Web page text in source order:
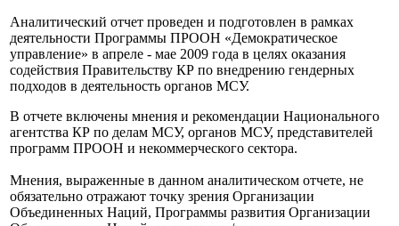
Аналитический отчет проведен и подготовлен в рамках
деятельности Программы ПРООН «Демократическое
управление» в апреле - мае 2009 года в целях оказания
содействия Правительству КР по внедрению гендерных
подходов в деятельность органов МСУ.
В отчете включены мнения и рекомендации Национального
агентства КР по делам МСУ, органов МСУ, представителей
программ ПРООН и некоммерческого сектора.
Мнения, выраженные в данном аналитическом отчете, не
обязательно отражают точку зрения Организации
Объединенных Наций, Программы развития Организации